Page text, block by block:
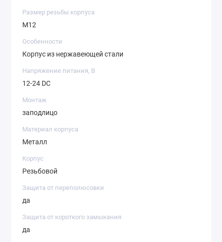
Размер резьбы корпуса
M12
Особенности
Корпус из нержавеющей стали
Напряжение питания, В
12-24 DC
Монтаж
заподлицо
Материал корпуса
Металл
Корпус
Резьбовой
Защита от переполюсовки
да
Защита от короткого замыкания
да